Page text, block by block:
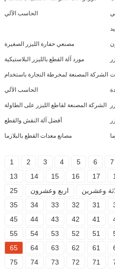
الحاسب الآلي
مصنعي حفارة الليزر الصغيرة
مورد آلة القطع بالليزر البلاستيكية
الشركة المصنعة لمخرطة النجارة باستخدام
الحاسب الآلي
الشركة المصنعة لقاطع الليزر على الطاولة
أفضل آلة النقش والقطع
مصانع معدات القطع بالبلازما
1 2 3 4 5 6 7
13
14 15 16 17
وعشرين اربع وعشرون
25
31
32
33
34
35
41
42
43
44
45
51
52
53
54
55
61
62
63
64
65
71
72
73
74
75